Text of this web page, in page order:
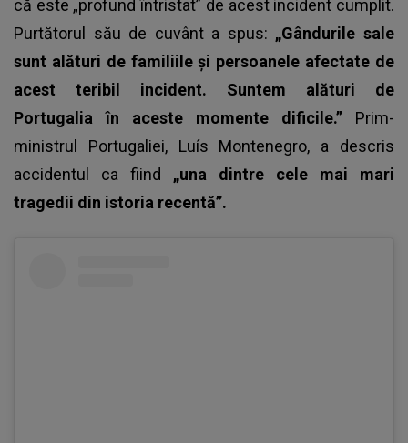
că este „profund întristat” de acest incident cumplit.
Purtătorul său de cuvânt a spus: „Gândurile sale
sunt alături de familiile și persoanele afectate de
acest teribil incident. Suntem alături de
Portugalia în aceste momente dificile.” Prim-
ministrul Portugaliei, Luís Montenegro, a descris
accidentul ca fiind „una dintre cele mai mari
tragedii din istoria recentă”.